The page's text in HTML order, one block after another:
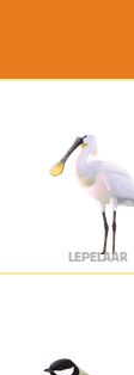
LEPELAAR